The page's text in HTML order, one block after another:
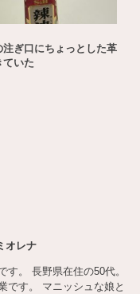
注ぎ口にちょっとした革
ていた
オレナ
す。 長野県在住の50代。
です。 マニッシュな娘と